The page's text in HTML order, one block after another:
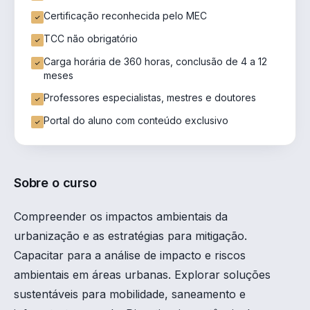
Certificação reconhecida pelo MEC
TCC não obrigatório
Carga horária de 360 horas, conclusão de 4 a 12
meses
Professores especialistas, mestres e doutores
Portal do aluno com conteúdo exclusivo
Sobre o curso
Compreender os impactos ambientais da
urbanização e as estratégias para mitigação.
Capacitar para a análise de impacto e riscos
ambientais em áreas urbanas. Explorar soluções
sustentáveis para mobilidade, saneamento e